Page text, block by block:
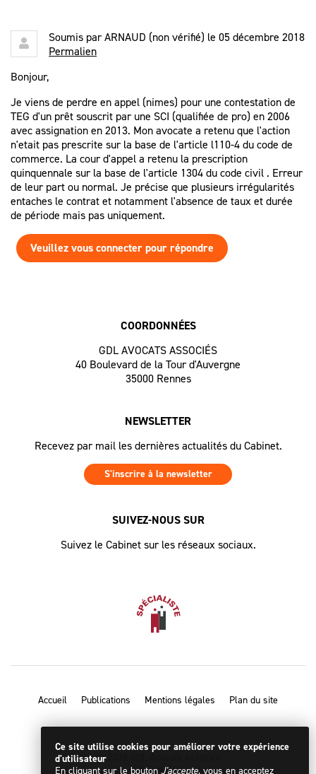
Soumis parARNAUD (non vérifié) le 05 décembre 2018
Permalien
Bonjour,
Je viens de perdre en appel (nimes) pour une contestation de
TEG d'un prêt souscrit par une SCI (qualifiée de pro) en 2006
avec assignation en 2013. Mon avocate a retenu que l'action
n'etait pas prescrite sur la base de l'article l110-4 du code de
commerce. La cour d'appel a retenu la prescription
quinquennale sur la base de l'article 1304 du code civil . Erreur
de leur part ou normal. Je précise que plusieurs irrégularités
entaches le contrat et notamment l'absence de taux et durée
de période mais pas uniquement.
Veuillez vous connecter pour répondre
COORDONNÉES
GDL AVOCATS ASSOCIÉS
40 Boulevard de la Tour d'Auvergne
35000 Rennes
NEWSLETTER
Recevez par mail les dernières actualités du Cabinet.
S'inscrire à la newsletter
SUIVEZ-NOUS SUR
Suivez le Cabinet sur les réseaux sociaux.
Accueil Publications Mentions légales Plan du site
© 2026 GDL Avocats associés
Designed by
Ce site utilise cookies pour améliorer votre expérience
d'utilisateur
En cliquant sur le bouton J'accepte, vous en acceptez